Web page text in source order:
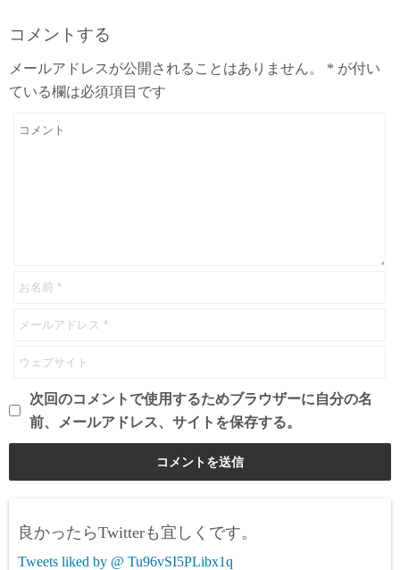
コメントする
メールアドレスが公開されることはありません。 * が付い
ている欄は必須項目です
次回のコメントで使用するためブラウザーに自分の名
前、メールアドレス、サイトを保存する。
良かったらTwitterも宜しくです。
Tweets liked by @ Tu96vSI5PLibx1q